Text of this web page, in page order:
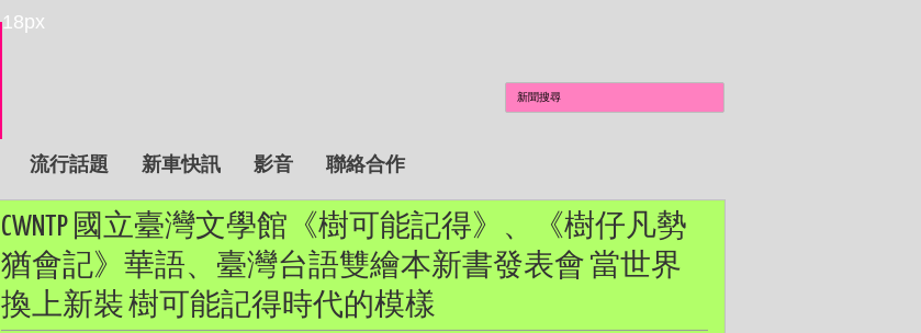
18px
流行話題 新車快訊 影音 聯絡合作
CWNTP 國立臺灣文學館《樹可能記得》、《樹仔凡勢
猶會記》華語、臺灣台語雙繪本新書發表會 當世界
換上新裝 樹可能記得時代的模樣